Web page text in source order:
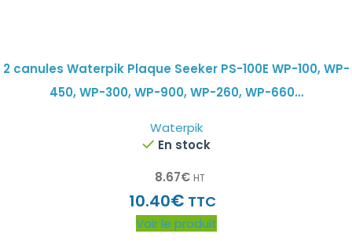
2 canules Waterpik Plaque Seeker PS-100E WP-100, WP-
450, WP-300, WP-900, WP-260, WP-660…
Waterpik
En stock
8.67€ HT
10.40€ TTC
Voir le produit